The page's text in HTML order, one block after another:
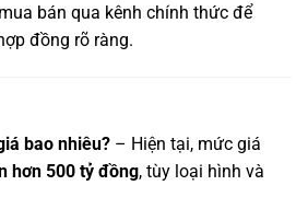
bán qua kênh chính thức để
đồng rõ ràng.
bao nhiêu? – Hiện tại, mức giá
hơn 500 tỷ đồng, tùy loại hình và